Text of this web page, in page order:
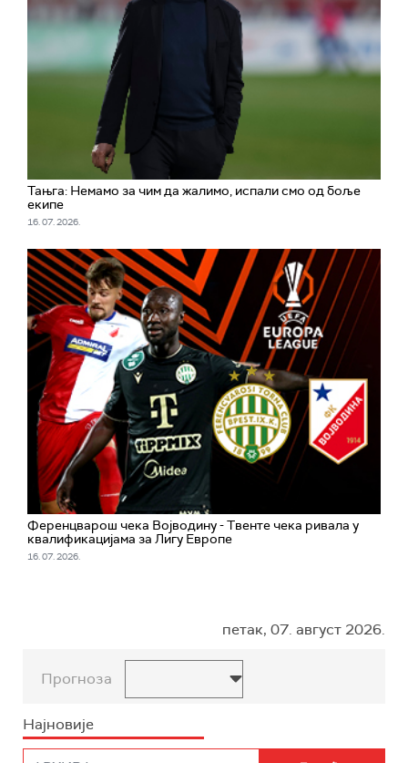
Тањга: Немамо за чим да жалимо, испали смо од боље
екипе
16. 07. 2026.
Ференцварош чека Војводину - Твенте чека ривала у
квалификацијама за Лигу Европе
16. 07. 2026.
петак, 07. август 2026.
Прогноза
Најновије